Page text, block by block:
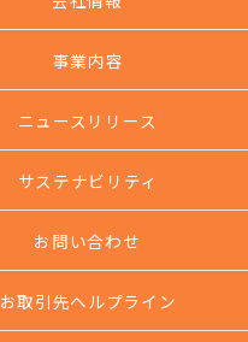
事業内容
ニュースリリース
サステナビリティ
お問い合わせ
お取引先ヘルプライン